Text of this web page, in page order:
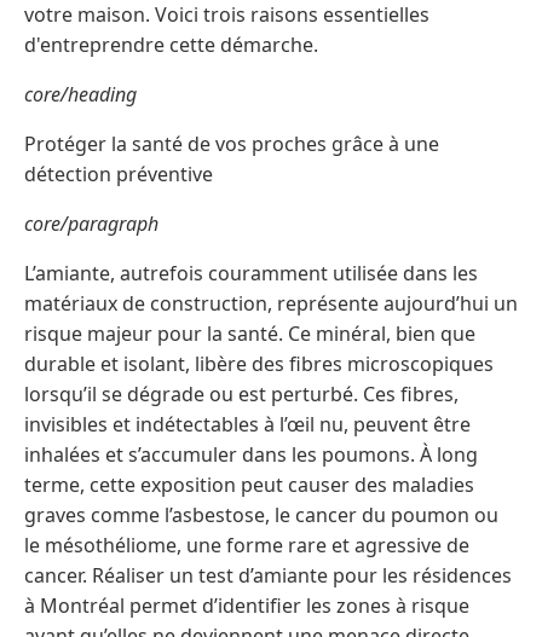
votre maison. Voici trois raisons essentielles
d'entreprendre cette démarche.
core/heading
Protéger la santé de vos proches grâce à une
détection préventive
core/paragraph
L’amiante, autrefois couramment utilisée dans les
matériaux de construction, représente aujourd’hui un
risque majeur pour la santé. Ce minéral, bien que
durable et isolant, libère des fibres microscopiques
lorsqu’il se dégrade ou est perturbé. Ces fibres,
invisibles et indétectables à l’œil nu, peuvent être
inhalées et s’accumuler dans les poumons. À long
terme, cette exposition peut causer des maladies
graves comme l’asbestose, le cancer du poumon ou
le mésothéliome, une forme rare et agressive de
cancer. Réaliser un test d’amiante pour les résidences
à Montréal permet d’identifier les zones à risque